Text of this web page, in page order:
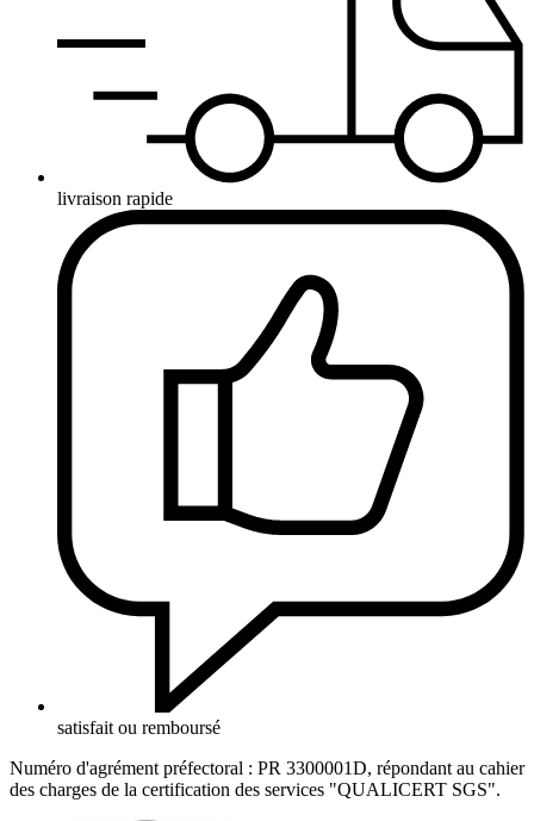
livraison rapide
satisfait ou remboursé
Numéro d'agrément préfectoral : PR 3300001D, répondant au cahier
des charges de la certification des services "QUALICERT SGS".